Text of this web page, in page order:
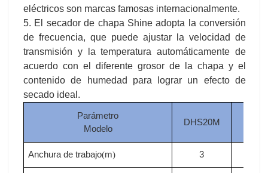
eléctricos son marcas famosas internacionalmente.
5. El secador de chapa Shine adopta la conversión
de frecuencia, que puede ajustar la velocidad de
transmisión y la temperatura automáticamente de
acuerdo con el diferente grosor de la chapa y el
contenido de humedad para lograr un efecto de
secado ideal.
Parámetro
Modelo
DHS20M
Anchura de trabajo(m) 3